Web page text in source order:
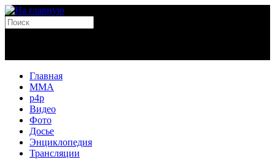
Главная
MMA
p4p
Видео
Фото
Досье
Энциклопедия
Трансляции